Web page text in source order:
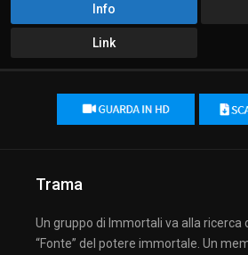
Info
Link
Trama
Un gruppo di Immortali va alla ricerca
“Fonte” del potere immortale. Un